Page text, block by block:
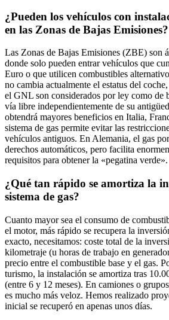
¿Pueden los vehículos con
en las Zonas de Bajas Emisiones?
Las Zonas de Bajas Emisiones (ZBE) son
donde solo pueden entrar vehículos que
Euro o que utilicen combustibles
no cambia actualmente el estatus del
el GNL son considerados por ley como de
vía libre independientemente de su
obtendrá mayores beneficios en Italia,
sistema de gas permite evitar las
vehículos antiguos. En Alemania, el gas
derechos automáticos, pero facilita
requisitos para obtener la «pegatina verde».
¿Qué tan rápido se amortiza la
sistema de gas?
Cuanto mayor sea el consumo de
el motor, más rápido se recupera la
exacto, necesitamos: coste total de la
kilometraje (u horas de trabajo en
precio entre el combustible base y el gas.
turismo, la instalación se amortiza tras
(entre 6 y 12 meses). En camiones o
es mucho más veloz. Hemos realizado
inicial se recuperó en apenas unos días.